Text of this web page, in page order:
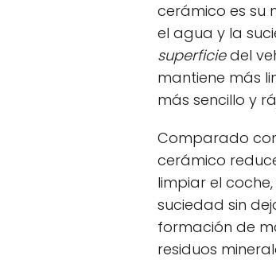
cerámico es su
el agua y la
superficiedel
mantiene más
más sencillo y
Comparado
cerámico
limpiar el
suciedad sin
formación de
residuos